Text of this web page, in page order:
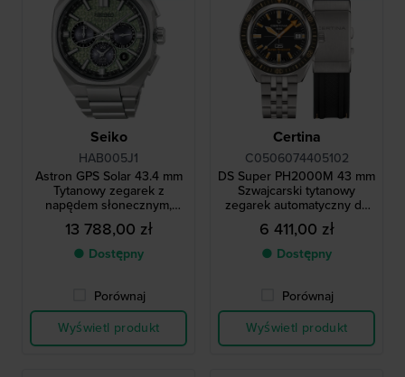
Seiko
HAB005J1
Astron GPS Solar 43.4 mm
Tytanowy zegarek z
napędem słonecznym,
funkcją podwójnego czasu i
GPS, z dodatkowym
paskiem gumowym,
dostępny w limitowanej
13 788,00 zł
● Dostępny
Porównaj
Wyświetl produkt
Certina
C0506074405102
DS Super PH2000M 43 mm
Szwajcarski tytanowy
zegarek automatyczny do
nurkowania o
wodoodporności 200 atm z
ceramiczną ramką
6 411,00 zł
● Dostępny
Porównaj
Wyświetl produkt